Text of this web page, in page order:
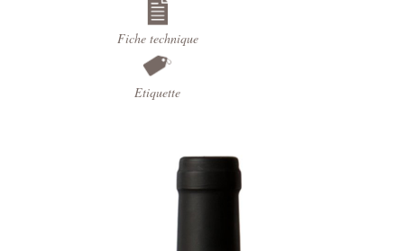
Fiche technique
Etiquette